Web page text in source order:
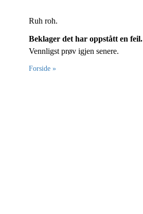
Ruh roh.
Beklager det har oppstått en feil.
Vennligst prøv igjen senere.
Forside »